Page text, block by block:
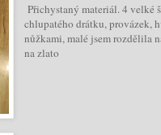
Přichystaný materiál. 4 velké
chlupatého drátku, provázek,
nůžkami, malé jsem rozdělila
na zlato